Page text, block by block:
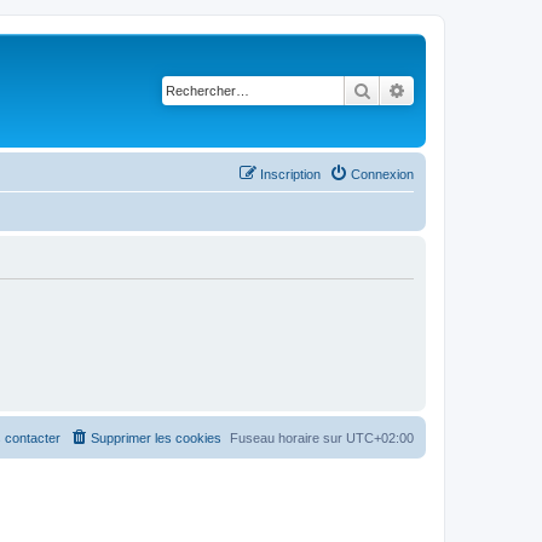
Rechercher
Connexion
Inscription
Fuseau horaire sur UTC+02:00
Supprimer les cookies
contacter